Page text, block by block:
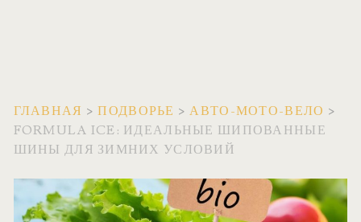
ГЛАВНАЯ >ПОДВОРЬЕ >АВТО-МОТО-ВЕЛО >
FORMULA ICE: ИДЕАЛЬНЫЕ ШИПОВАННЫЕ
ШИНЫ ДЛЯ ЗИМНИХ УСЛОВИЙ